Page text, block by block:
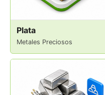
Plata
Metales Preciosos